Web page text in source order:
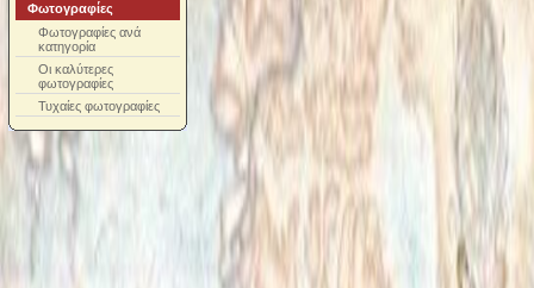
Φωτογραφίες
Φωτογραφίες ανά
κατηγορία
Οι καλύτερες
φωτογραφίες
Τυχαίες φωτογραφίες